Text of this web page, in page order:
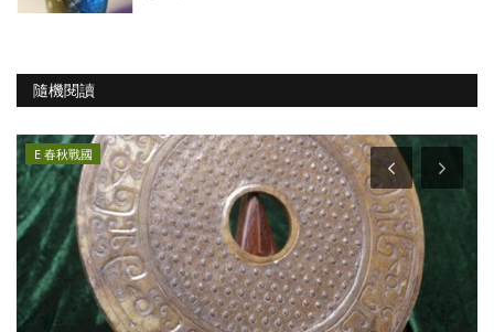
隨機閱讀
E 春秋戰國